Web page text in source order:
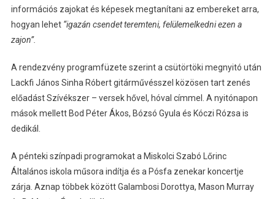
információs zajokat és képesek megtanítani az embereket arra,
hogyan lehet “igazán csendet teremteni, felülemelkedni ezen a
zajon”.
A rendezvény programfüzete szerint a csütörtöki megnyitó után
Lackfi János Sinha Róbert gitárművésszel közösen tart zenés
előadást Szívékszer – versek hővel, hóval címmel. A nyitónapon
mások mellett Bod Péter Ákos, Bózsó Gyula és Kóczi Rózsa is
dedikál.
A pénteki színpadi programokat a Miskolci Szabó Lőrinc
Általános iskola műsora indítja és a Pósfa zenekar koncertje
zárja. Aznap többek között Galambosi Dorottya, Mason Murray